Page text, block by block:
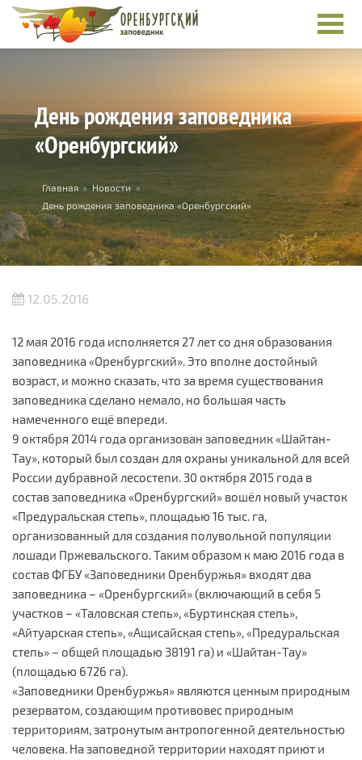
Перейти к основному содержанию
День рождения заповедника
«Оренбургский»
Вы здесь
Главная » Новости »
День рождения заповедника «Оренбургский»
12.05.2016
12 мая 2016 года исполняется 27 лет со дня образования
заповедника «Оренбургский». Это вполне достойный
возраст, и можно сказать, что за время существования
заповедника сделано немало, но большая часть
намеченного ещё впереди.
9 октября 2014 года организован заповедник «Шайтан-
Тау», который был создан для охраны уникальной для всей
России дубравной лесостепи. 30 октября 2015 года в
состав заповедника «Оренбургский» вошёл новый участок
«Предуральская степь», площадью 16 тыс. га,
организованный для создания полувольной популяции
лошади Пржевальского. Таким образом к маю 2016 года в
состав ФГБУ «Заповедники Оренбуржья» входят два
заповедника – «Оренбургский» (включающий в себя 5
участков – «Таловская степь», «Буртинская степь»,
«Айтуарская степь», «Ащисайская степь», «Предуральская
степь» – общей площадью 38191 га) и «Шайтан-Тау»
(площадью 6726 га).
«Заповедники Оренбуржья» являются ценным природным
резерватом, создающим противовес природным
территориям, затронутым антропогенной деятельностью
человека. На заповедной территории находят приют и